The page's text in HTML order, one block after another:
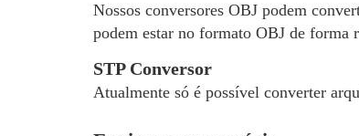
Nossos conversores OBJ podem
podem estar no formato OBJ de
STP Conversor
Atualmente só é possível converter